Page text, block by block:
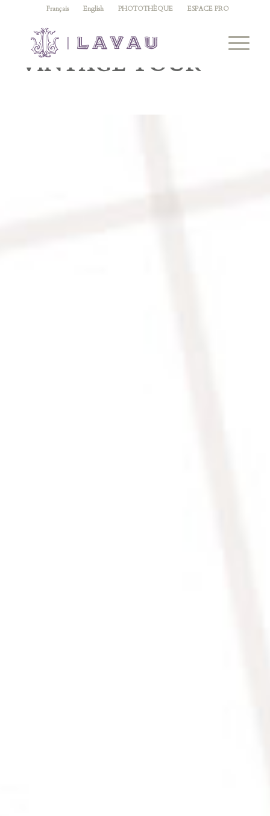
Français English PHOTOTHÈQUE ESPACE PRO
NOS VINS LAVAU
VINTAGE TOUR